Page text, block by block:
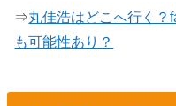
⇒丸佳浩はどこへ行く？
も可能性あり？